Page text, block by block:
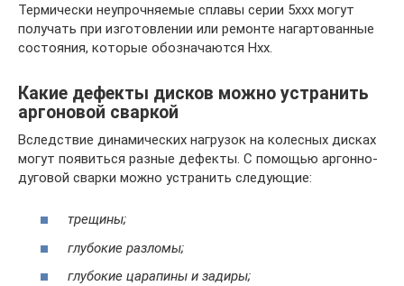
Термически неупрочняемые сплавы серии 5ххх могут
получать при изготовлении или ремонте нагартованные
состояния, которые обозначаются Hхх.
Какие дефекты дисков можно устранить
аргоновой сваркой
Вследствие динамических нагрузок на колесных дисках
могут появиться разные дефекты. С помощью аргонно-
дуговой сварки можно устранить следующие:
трещины;
глубокие разломы;
глубокие царапины и задиры;